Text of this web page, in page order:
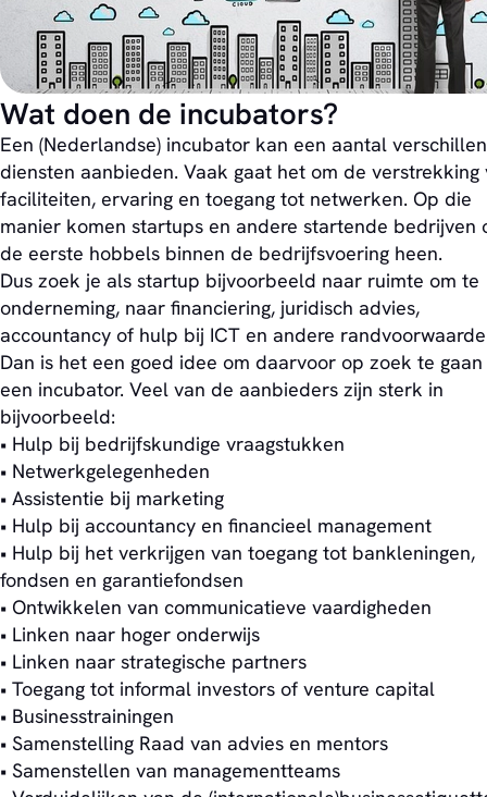
Wat doen de incubators?
Een (Nederlandse) incubator kan een aantal
diensten aanbieden. Vaak gaat het om de verstrekking
faciliteiten, ervaring en toegang tot netwerken. Op die
manier komen startups en andere startende bedrijven
de eerste hobbels binnen de bedrijfsvoering heen.
Dus zoek je als startup bijvoorbeeld naar ruimte om te
onderneming, naar financiering, juridisch advies,
accountancy of hulp bij ICT en andere
Dan is het een goed idee om daarvoor op zoek te
een incubator. Veel van de aanbieders zijn sterk in
bijvoorbeeld:
• Hulp bij bedrijfskundige vraagstukken
• Netwerkgelegenheden
• Assistentie bij marketing
• Hulp bij accountancy en financieel management
• Hulp bij het verkrijgen van toegang tot bankleningen,
fondsen en garantiefondsen
• Ontwikkelen van communicatieve vaardigheden
• Linken naar hoger onderwijs
• Linken naar strategische partners
• Toegang tot informal investors of venture capital
• Businesstrainingen
• Samenstelling Raad van advies en mentors
• Samenstellen van managementteams